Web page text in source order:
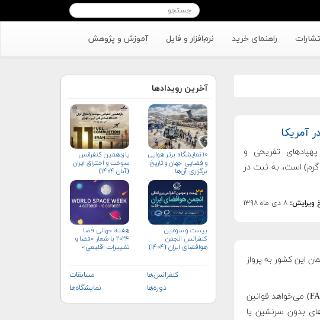
راهنمای خرید نرم‌افزار و فایل آموزش و پژوهش
آمریکا
تفریحی و
اسباب‌بازی که وزن آنها زیر ۰.۵۵ پوند (۲۲۶ گرم) است، به ثبت در
ویرایش:۸ دی ماه ۱۳۹۸
این کشور به پرواز
به گزارش ایسنا و به نقل از انگجت، اداره هوانوردی فدرال آمریکا (FAA) می‌خواهد قوانین
بدون سرنشین یا
آخرین رویدادها
۱۰ نمایشگاه برتر هوایی
و فضایی جهان و تاریخ
برگزاری آن‌ها
یازدهمین کنفرانس
سوخت و احتراق ایران
(آبان‌ ۱۴۰۴)
بیست و سومین
کنفرانس انجمن
هوافضای ايران (۱۴۰۴)
هفته جهانی فضا
۲۰۲۴ با شعار «فضا و
تغییرات اقلیمی»
کنفرانس‌ها
مسابقات
دوره‌ها
نمایشگاه‌ها